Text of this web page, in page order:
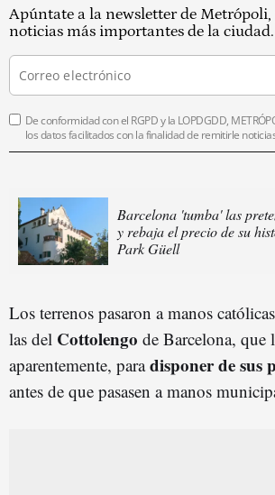
Apúntate a la newsletter de
noticias más importantes de la ciudad.
De conformidad con el RGPD y la LOPDGDD,
los datos facilitados con la finalidad de remitirle
Barcelona 'tumba' las
y rebaja el precio de su
Park Güell
Los terrenos pasaron a manos
las del Cottolengo de Barcelona, que
aparentemente, paradisponer de sus
antes de que pasasen a manos